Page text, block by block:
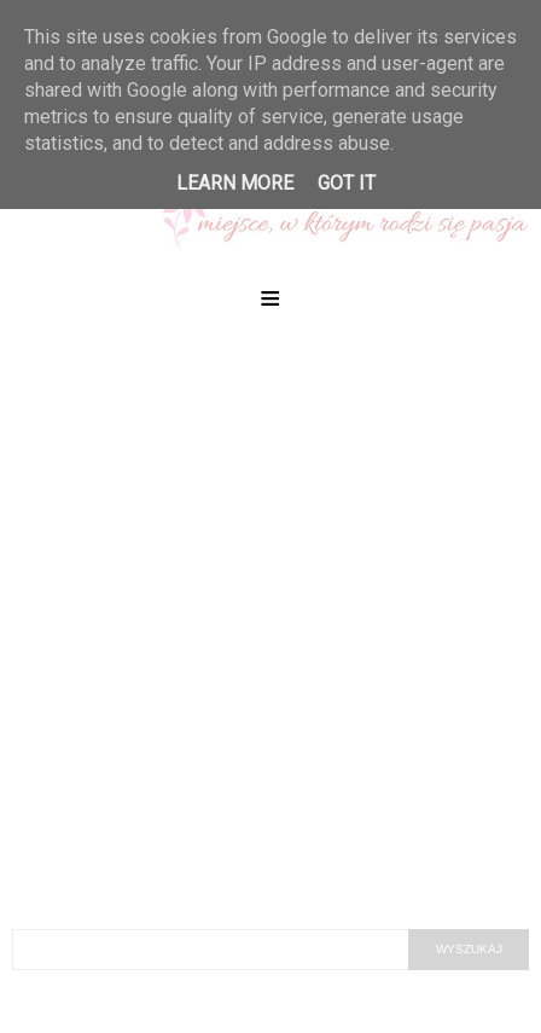
≡
This site uses cookies from Google to deliver its services
and to analyze traffic. Your IP address and user-agent are
shared with Google along with performance and security
metrics to ensure quality of service, generate usage
statistics, and to detect and address abuse.
LEARN MORE
GOT IT